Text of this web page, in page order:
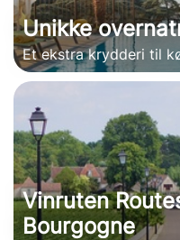
Unikke
Et ekstra krydderi til
Vinruten
Bourgogne